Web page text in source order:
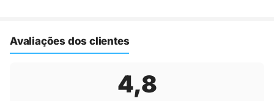
Avaliações dos clientes
4,8